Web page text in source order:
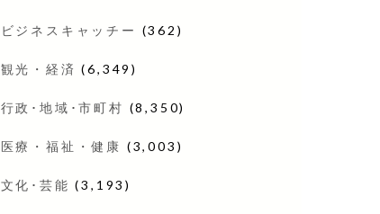
ビジネスキャッチー (362)
観光・経済 (6,349)
行政･地域･市町村 (8,350)
医療・福祉・健康 (3,003)
文化･芸能 (3,193)